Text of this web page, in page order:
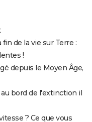
de la vie sur Terre :
!
depuis le Moyen Âge,
bord de l'extinction il
? Ce que vous